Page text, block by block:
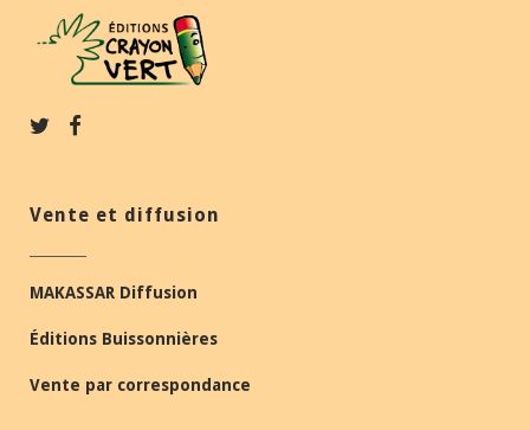
Vente et diffusion
MAKASSAR Diffusion
Éditions Buissonnières
Vente par correspondance